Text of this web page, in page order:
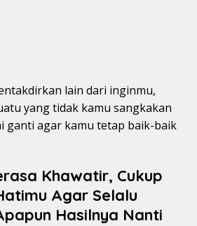
lain dari inginmu,
yang tidak kamu sangkakan
ganti agar kamu tetap baik-baik
Khawatir, Cukup
Agar Selalu
Hasilnya Nanti